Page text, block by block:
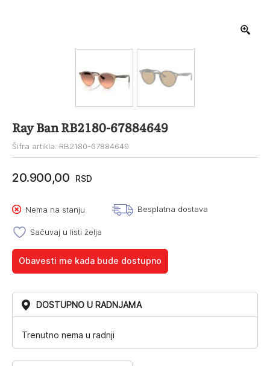
Ray Ban RB2180-67884649
Šifra artikla: RB2180-67884649
20.900,00 RSD
Nema na stanju Besplatna dostava
Sačuvaj u listi želja
Obavesti me kada bude dostupno
DOSTUPNO U RADNJAMA
Trenutno nema u radnji